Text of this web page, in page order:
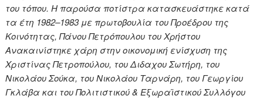
του τόπου. Η παρούσα ποτίστρα κατασκευάστηκε κατά
τα έτη 1982–1983 με πρωτοβουλία του Προέδρου της
Κοινότητας, Πάνου Πετρόπουλου του Χρήστου
Ανακαινίστηκε χάρη στην οικονομική ενίσχυση της
Χριστίνας Πετροπούλου, του Διδαχου Σωτήρη, του
Νικολάου Σούκα, του Νικολάου Ταρνάρη, του Γεωργίου
Γκλάβα και του Πολιτιστικού & Εξωραϊστικού Συλλόγου